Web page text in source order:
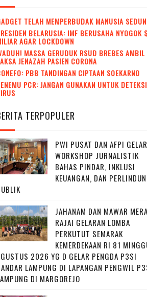
TELAH MEMPERBUDAK MANUSIA
BELARUSIA: IMF BERUSAHA NYOGOK
AGAR LOCKDOWN
MASSA GERUDUK RSUD BREBES AMBIL
JENAZAH PASIEN CORONA
PBB TANDINGAN CIPTAAN SOEKARNO
PCR: JANGAN GUNAKAN UNTUK DETEKSI
TERPOPULER
PWI PUSAT DAN AFPI GELAR
WORKSHOP JURNALISTIK
BAHAS PINDAR, INKLUSI
KEUANGAN, DAN
JAHANAM DAN MAWAR
RAJAI GELARAN LOMBA
PERKUTUT SEMARAK
KEMERDEKAAN RI 81
2026 YG D GELAR PENGDA P3SI
LAMPUNG DI LAPANGAN PENGWIL
DI MARGOREJO